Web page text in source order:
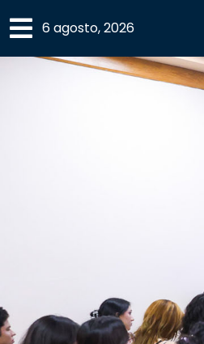
×
SECCIONES
6 agosto, 2026